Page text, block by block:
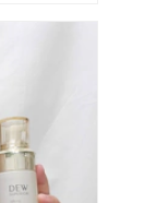
、化妝水之
上臉能快速
的肌膚問
老、緊緻等
狀態〕
分、保護
養理念
健康的角